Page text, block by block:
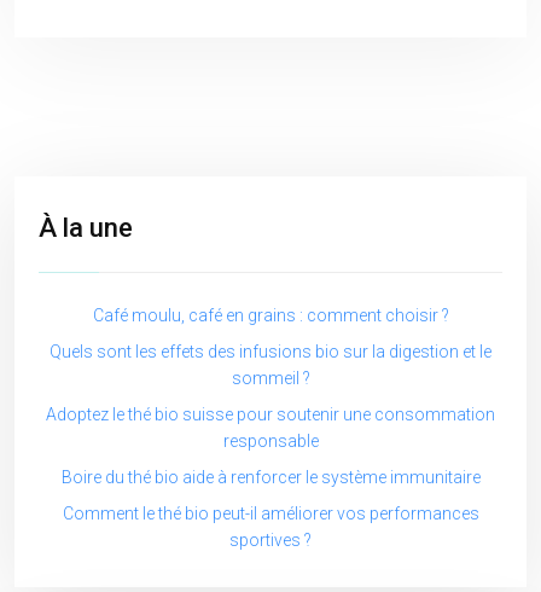
À la une
Café moulu, café en grains : comment choisir ?
Quels sont les effets des infusions bio sur la digestion et le
sommeil ?
Adoptez le thé bio suisse pour soutenir une consommation
responsable
Boire du thé bio aide à renforcer le système immunitaire
Comment le thé bio peut-il améliorer vos performances
sportives ?